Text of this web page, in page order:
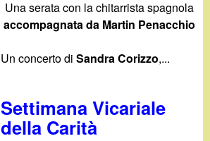
Una serata con la chitarrista spagnola
accompagnata da Martin Penacchio
Un concerto diSandra Corizzo,...
Settimana Vicariale
della Carità